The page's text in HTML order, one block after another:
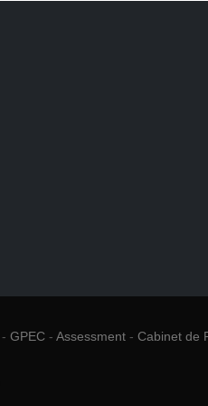
- GPEC - Assessment - Cabinet de